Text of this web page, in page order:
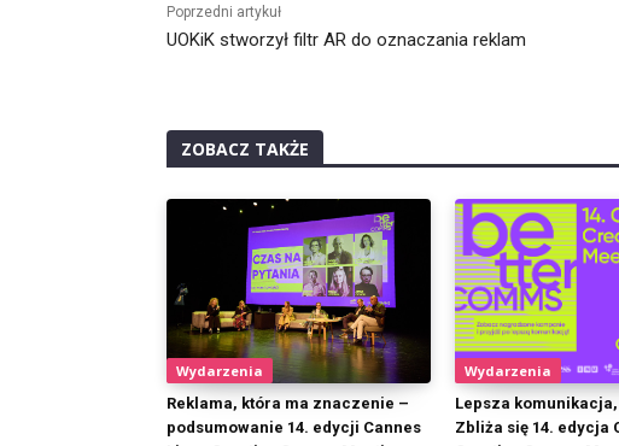
Poprzedni artykuł
UOKiK stworzył filtr AR do oznaczania reklam
ZOBACZ TAKŻE
Wydarzenia
Reklama, która ma znaczenie –
podsumowanie 14. edycji Cannes
Wydarzenia
Lepsza
Zbliża się 14. edycja